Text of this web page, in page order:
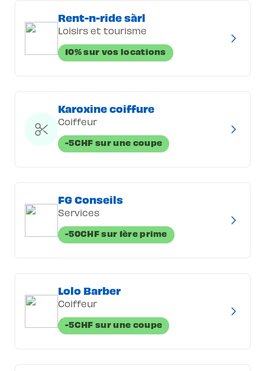
Rent-n-ride sàrl
Loisirs et tourisme
10% sur vos locations
Karoxine coiffure
Coiffeur
-5CHF sur une coupe
FG Conseils
Services
-50CHF sur 1ère prime
Lolo Barber
Coiffeur
-5CHF sur une coupe